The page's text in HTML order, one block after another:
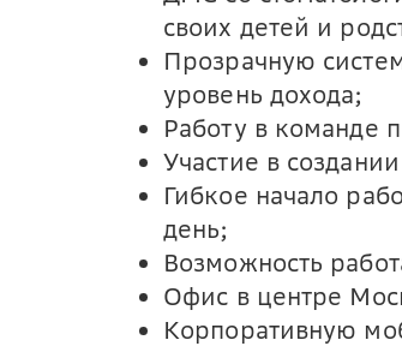
своих детей и
Прозрачную
уровень дохода;
Работу в команде
Участие в
Гибкое начало
день;
Возможность
Офис в центре
Корпоративную